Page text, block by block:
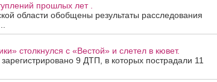
прошлых лет .
области обобщены результаты расследования
столкнулся с «Вестой» и слетел в кювет.
9 ДТП, в которых пострадали 11